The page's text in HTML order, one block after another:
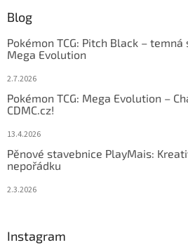
Blog
Pokémon TCG: Pitch Black –
Mega Evolution
2.7.2026
Pokémon TCG: Mega Evolution –
CDMC.cz!
13.4.2026
Pěnové stavebnice PlayMais:
nepořádku
2.3.2026
Instagram